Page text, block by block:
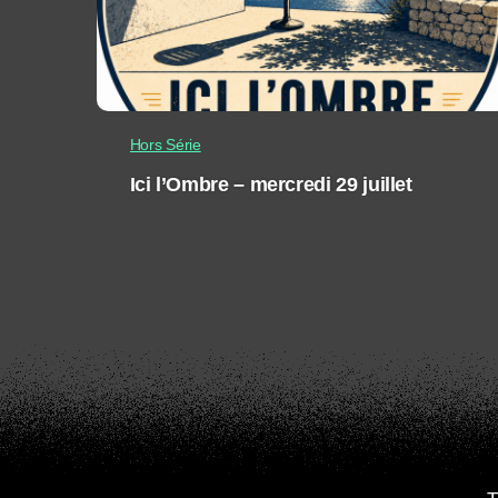
Hors Série
Ici l’Ombre – mercredi 29 juillet